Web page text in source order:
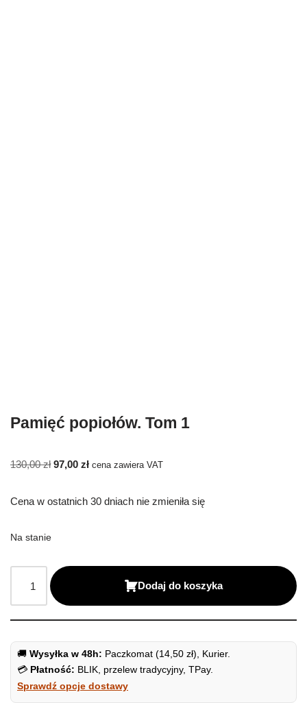
Pamięć popiołów. Tom 1
130,00zł 97,00 zł cena zawiera VAT
Cena w ostatnich 30 dniach nie zmieniła się
Na stanie
Dodaj do koszyka
🚚 Wysyłka w 48h: Paczkomat (14,50 zł), Kurier.
💳 Płatność: BLIK, przelew tradycyjny, TPay.
Sprawdź opcje dostawy